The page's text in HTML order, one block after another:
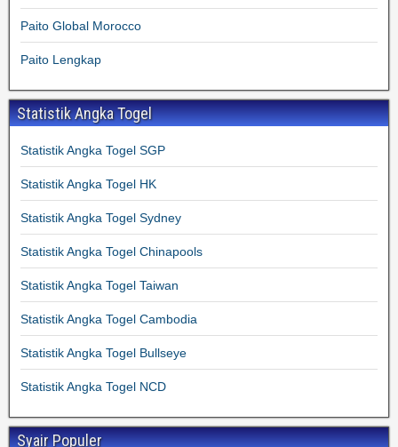
Paito Global Morocco
Paito Lengkap
Statistik Angka Togel
Statistik Angka Togel SGP
Statistik Angka Togel HK
Statistik Angka Togel Sydney
Statistik Angka Togel Chinapools
Statistik Angka Togel Taiwan
Statistik Angka Togel Cambodia
Statistik Angka Togel Bullseye
Statistik Angka Togel NCD
Syair Populer